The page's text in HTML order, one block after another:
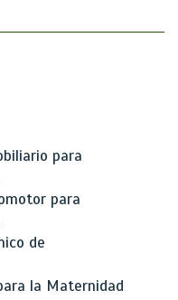
para
para
de
la Maternidad